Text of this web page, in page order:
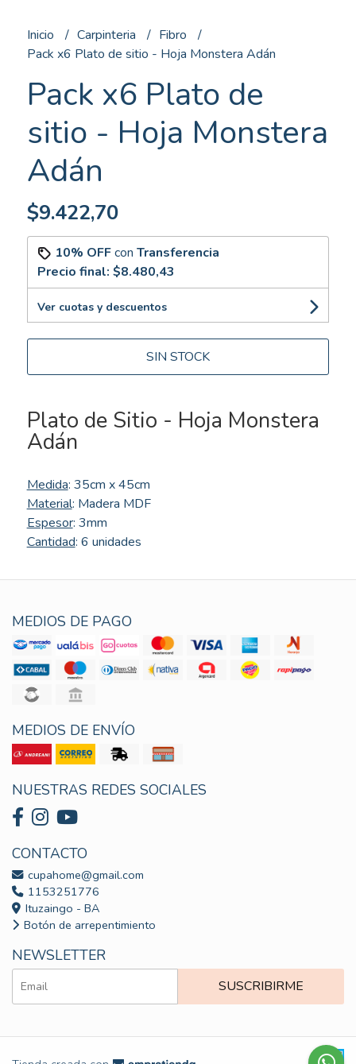
Inicio Carpinteria
Fibro
Pack x6 Plato de sitio - Hoja Monstera Adán
Pack x6 Plato de
sitio - Hoja Monstera
Adán
$9.422,70
10% OFFcon Transferencia
Precio final: $8.480,43
Ver cuotas y descuentos
SIN STOCK
Plato de Sitio - Hoja Monstera
Adán
Medida: 35cm x 45cm
Material: Madera MDF
Espesor: 3mm
Cantidad: 6 unidades
MEDIOS DE PAGO
MEDIOS DE ENVÍO
NUESTRAS REDES SOCIALES
CONTACTO
cupahome@gmail.com
1153251776
Ituzaingo - BA
Botón de arrepentimiento
NEWSLETTER
SUSCRIBIRME